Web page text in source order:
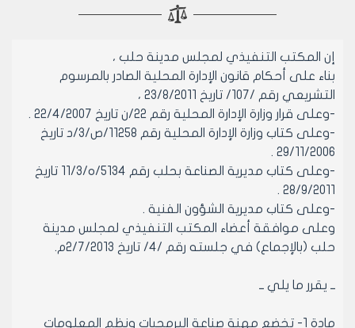
إن المكتب التنفيذي لمجلس مدينة حلب ،
بناء على أحكام قانون الإدارة المحلية الصادر بالمرسوم
التشريعي رقم /107/ تاريخ 23/8/2011 ،
-وعلى قرار وزارة الإدارة المحلية رقم 22/ن تاريخ 22/4/2007 .
-وعلى كتاب وزارة الإدارة المحلية رقم 11258/ص/3/د تاريخ
29/11/2006 .
-وعلى كتاب مديرية الصناعة بحلب رقم 5134/ه/11/3 تاريخ
28/9/2011 .
-وعلى كتاب مديرية الشؤون الفنية .
وعلى موافقة أعضاء المكتب التنفيذي لمجلس مدينة
حلب (بالإجماع) في جلسته رقم /4/ تاريخ 2/7/2013م.
ــ يقرر ما يلي ــ
مادة 1- تخضع مهنة صناعة البرمجيات ونظم المعلومات